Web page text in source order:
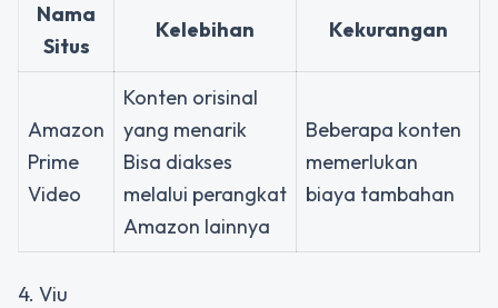
Nama
Situs
Kelebihan Kekurangan
Amazon
Prime
Video
Konten orisinal
yang menarik
Bisa diakses
melalui perangkat
Amazon lainnya
Beberapa konten
memerlukan
biaya tambahan
4. Viu